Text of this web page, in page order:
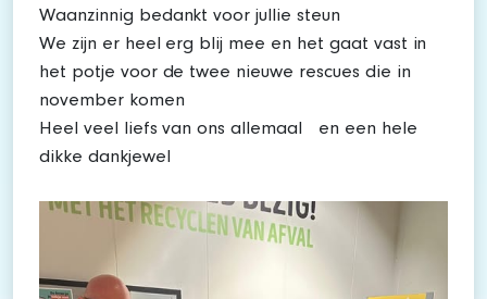
Waanzinnig bedankt voor jullie steun
We zijn er heel erg blij mee en het gaat vast in
het potje voor de twee nieuwe rescues die in
november komen
Heel veel liefs van ons allemaal en een hele
dikke dankjewel